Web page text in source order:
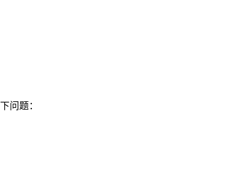
问题：